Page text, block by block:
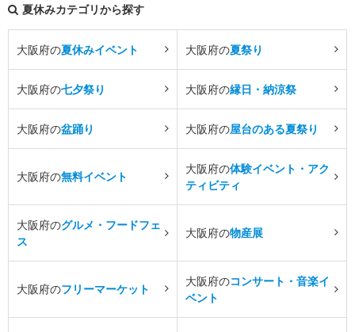
夏休みカテゴリから探す
大阪府の夏休みイベント 大阪府の夏祭り
大阪府の七夕祭り 大阪府の縁日・納涼祭
大阪府の盆踊り 大阪府の屋台のある夏祭り
大阪府の無料イベント
大阪府の体験イベント・アク
ティビティ
大阪府のグルメ・フードフェ
ス
大阪府の物産展
大阪府のフリーマーケット
大阪府のコンサート・音楽イ
ベント